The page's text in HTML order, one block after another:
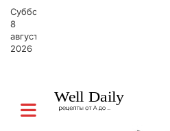
Суббота,
8
августа,
2026